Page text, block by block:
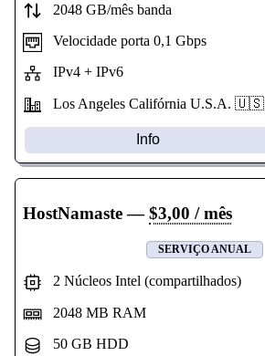
2048 GB/mês banda
Velocidade porta 0,1 Gbps
IPv4 + IPv6
Los Angeles Califórnia U.S.A. 🇺🇸
Info
HostNamaste—$3,00 / mês
SERVIÇO ANUAL
2 Núcleos Intel (compartilhados)
2048 MB RAM
50 GB HDD